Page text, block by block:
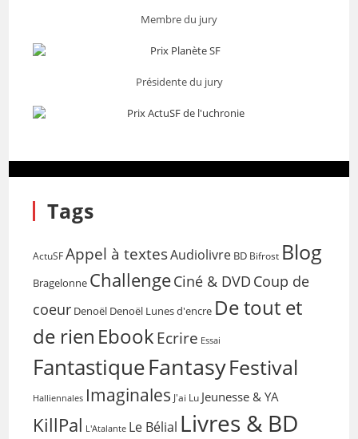
Membre du jury
Présidente du jury
Tags
ActuSF Appel à textesAudiolivre BD Bifrost Blog
Bragelonne ChallengeCiné & DVD Coup de
coeur Denoël Denoël Lunes d'encre De tout et
de rien EbookEcrire Essai
FantastiqueFantasyFestival
Halliennales Imaginales J'ai Lu Jeunesse & YA
KillPal L'Atalante Le Bélial Livres & BD